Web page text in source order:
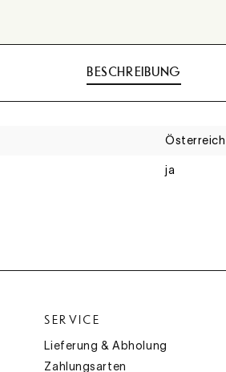
BESCHREIBUNG
Österreich
ja
SERVICE
Lieferung & Abholung
Zahlungsarten